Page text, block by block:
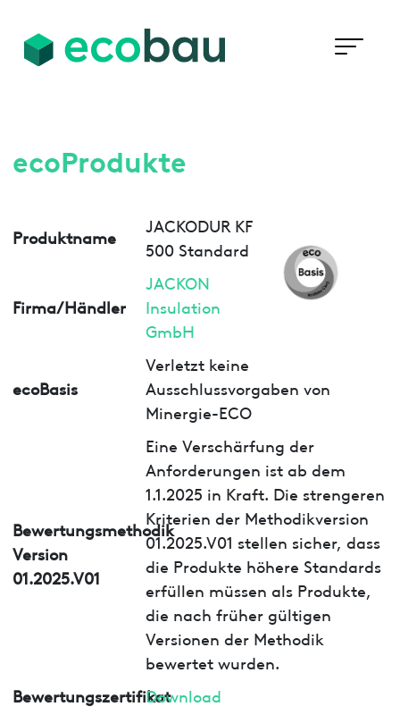
ecoProdukte
Produktname
JACKODUR KF
500 Standard
Firma/Händler
JACKON
Insulation
GmbH
ecoBasis
Verletzt keine
Ausschlussvorgaben von
Minergie-ECO
Bewertungsmethodik
Version
01.2025.V01
Eine Verschärfung der
Anforderungen ist ab dem
1.1.2025 in Kraft. Die strengeren
Kriterien der Methodikversion
01.2025.V01 stellen sicher, dass
die Produkte höhere Standards
erfüllen müssen als Produkte,
die nach früher gültigen
Versionen der Methodik
bewertet wurden.
BewertungszertifikatDownload